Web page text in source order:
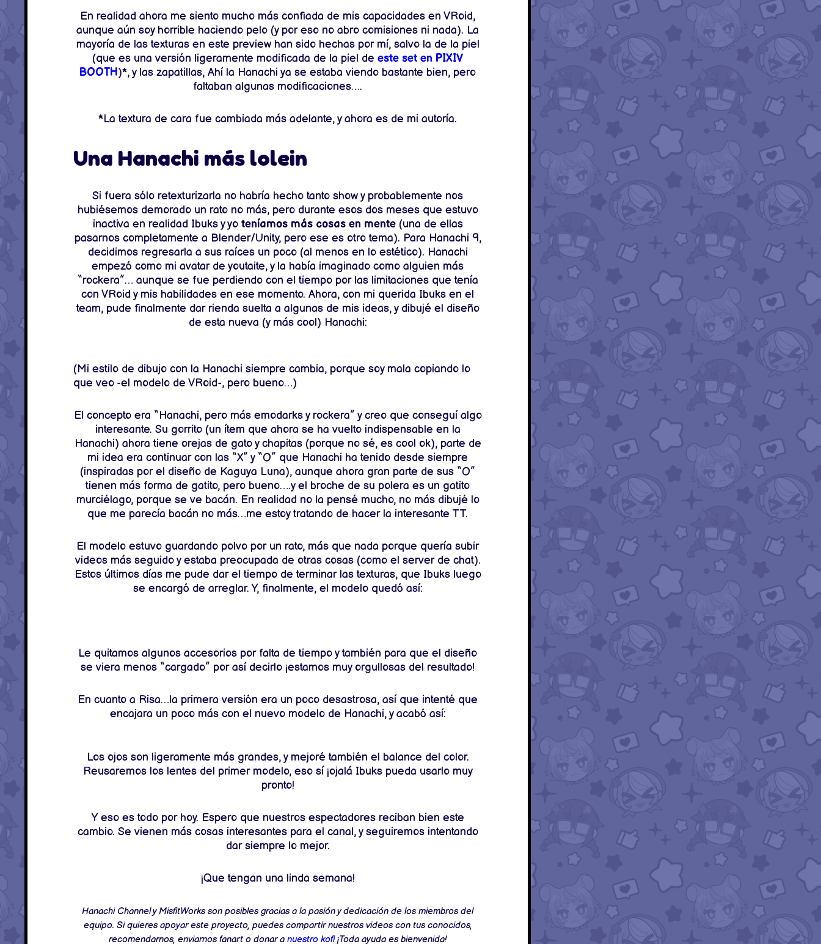
En realidad ahora me siento mucho más confiada de mis capacidades en VRoid,
aunque aún soy horrible haciendo pelo (y por eso no abro comisiones ni nada). La
mayoría de las texturas en este preview han sido hechas por mí, salvo la de la piel
(que es una versión ligeramente modificada de la piel deeste set en PIXIV
BOOTH)*, y las zapatillas, Ahí la Hanachi ya se estaba viendo bastante bien, pero
faltaban algunas modificaciones….
*La textura de cara fue cambiada más adelante, y ahora es de mi autoría.
Una Hanachi más lolein
Si fuera sólo retexturizarla no habría hecho tanto show y probablemente nos
hubiésemos demorado un rato no más, pero durante esos dos meses que estuvo
inactiva en realidad Ibuks y yo teníamos más cosas en mente(una de ellas
pasarnos completamente a Blender/Unity, pero ese es otro tema). Para Hanachi 9,
decidimos regresarla a sus raíces un poco (al menos en lo estético). Hanachi
empezó como mi avatar de youtaite, y la había imaginado como alguien más
“rockera”… aunque se fue perdiendo con el tiempo por las limitaciones que tenía
con VRoid y mis habilidades en ese momento. Ahora, con mi querida Ibuks en el
team, pude finalmente dar rienda suelta a algunas de mis ideas, y dibujé el diseño
de esta nueva (y más cool) Hanachi:
(Mi estilo de dibujo con la Hanachi siempre cambia, porque soy mala copiando lo
que veo -el modelo de VRoid-, pero bueno…)
El concepto era “Hanachi, pero más emodarks y rockera” y creo que conseguí algo
interesante. Su gorrito (un ítem que ahora se ha vuelto indispensable en la
Hanachi) ahora tiene orejas de gato y chapitas (porque no sé, es cool ok), parte de
mi idea era continuar con las “X” y “O” que Hanachi ha tenido desde siempre
(inspiradas por el diseño de Kaguya Luna), aunque ahora gran parte de sus “O”
tienen más forma de gatito, pero bueno….y el broche de su polera es un gatito
murciélago, porque se ve bacán. En realidad no la pensé mucho, no más dibujé lo
que me parecía bacán no más…me estoy tratando de hacer la interesante TT.
El modelo estuvo guardando polvo por un rato, más que nada porque quería subir
videos más seguido y estaba preocupada de otras cosas (como el server de chat).
Estos últimos días me pude dar el tiempo de terminar las texturas, que Ibuks luego
se encargó de arreglar. Y, finalmente, el modelo quedó así:
Le quitamos algunos accesorios por falta de tiempo y también para que el diseño
se viera menos “cargado” por así decirlo ¡estamos muy orgullosas del resultado!
En cuanto a Risa…la primera versión era un poco desastrosa, así que intenté que
encajara un poco más con el nuevo modelo de Hanachi, y acabó así:
Los ojos son ligeramente más grandes, y mejoré también el balance del color.
Reusaremos los lentes del primer modelo, eso sí ¡ojalá Ibuks pueda usarlo muy
pronto!
Y eso es todo por hoy. Espero que nuestros espectadores reciban bien este
cambio. Se vienen más cosas interesantes para el canal, y seguiremos intentando
dar siempre lo mejor.
¡Que tengan una linda semana!
Hanachi Channel y MisfitWorks son posibles gracias a la pasión y dedicación de los miembros del
equipo. Si quieres apoyar este proyecto, puedes compartir nuestros videos con tus conocidos,
recomendarnos, enviarnos fanart o donar anuestro kofi¡Toda ayuda es bienvenida!